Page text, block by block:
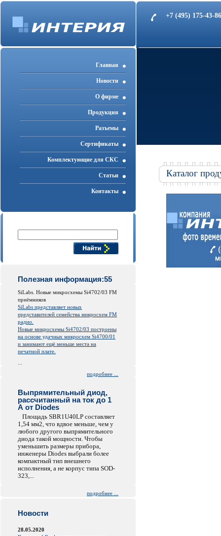
+7 (495) 175-43-
Главная
Новости
О фирме
Продукция
Разъемы
Cертификаты
Комплектующие для СКС
Статьи
Контакты
Полезная информация:55
SiLabs. Новые микросхемы Si4702/03 FM
приёмников
SiLabs представляет новых
представителей семейства микросхем FM
радио.
Новые микросхемы Si4702/03 построены
на основе удачных микросхем Si4700/01
и занимают ещё меньше места на
печатной плате.
подробнее ...
Выпрямительный диод,
рассчитанный на ток до 1
А от Diodes
Площадь SBR1U40LP составляет
1,54 мм2, что вдвое меньше, чем у
любого другого выпрямительного
диода такой мощности. Чтобы
уменьшить размеры прибора,
инженеры Diodes выбрали более
компактный тип внешнего
исполнения, а не корпус типа SOD-
323,...
подробнее ...
Новости
28.05.2020
Каталог